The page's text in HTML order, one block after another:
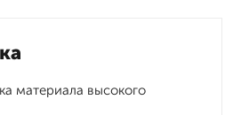
материала высокого